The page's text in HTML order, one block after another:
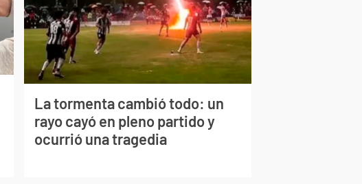
La tormenta cambió todo: un
rayo cayó en pleno partido y
ocurrió una tragedia